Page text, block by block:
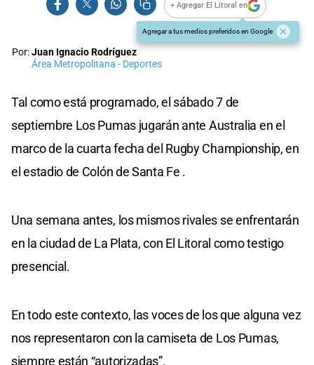
+ Agregar El Litoral en
Agregar a tus medios preferidos en Google
Por:Juan Ignacio Rodríguez
Área Metropolitana - Deportes
Tal como está programado, el sábado 7 de
septiembre Los Pumas jugarán ante Australia en el
marco de la cuarta fecha del Rugby Championship, en
el estadio de Colón de Santa Fe .
Una semana antes, los mismos rivales se enfrentarán
en la ciudad de La Plata, con El Litoral como testigo
presencial.
En todo este contexto, las voces de los que alguna vez
nos representaron con la camiseta de Los Pumas,
siempre están “autorizadas”.